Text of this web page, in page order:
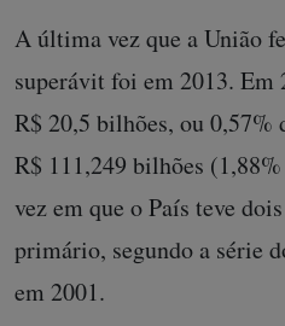
A última vez que a União
superávit foi em 2013. Em
R$ 20,5 bilhões, ou 0,57%
R$ 111,249 bilhões
vez em que o País teve
primário, segundo a série
em 2001.